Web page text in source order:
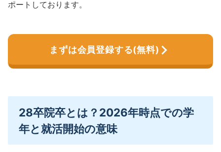
ポートしております。
まずは会員登録する(無料)
28卒院卒とは？2026年時点での学
年と就活開始の意味